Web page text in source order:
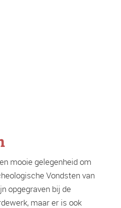
mooie gelegenheid om
Vondsten van
opgegraven bij de
maar er is ook